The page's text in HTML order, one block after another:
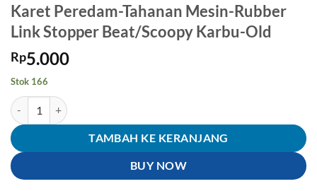
Karet Peredam-Tahanan Mesin-Rubber
Link Stopper Beat/Scoopy Karbu-Old
Rp5.000
Stok 166
Kuantitas Karet Peredam-Tahanan Mesin-Rubber Link Stopper Beat/
TAMBAH KE KERANJANG
BUY NOW